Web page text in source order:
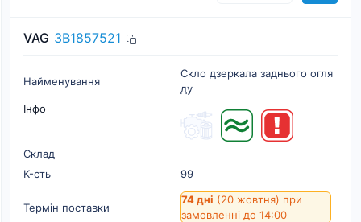
VAG 3B1857521
Найменування
Скло дзеркала заднього огля
ду
Інфо
Склад
К-cть
99
Термін поставки
74 дні (20 жовтня) при
замовленні до 14:00